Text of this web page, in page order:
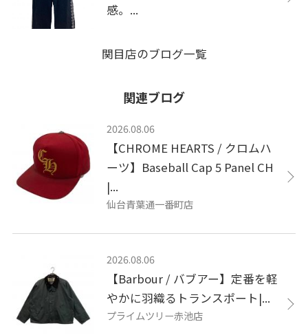
感。...
関目店のブログ一覧
関連ブログ
2026.08.06
【CHROME HEARTS / クロムハ
ーツ】Baseball Cap 5 Panel CH
|...
仙台青葉通一番町店
2026.08.06
【Barbour / バブアー】定番を軽
やかに羽織るトランスポート|...
プライムツリー赤池店